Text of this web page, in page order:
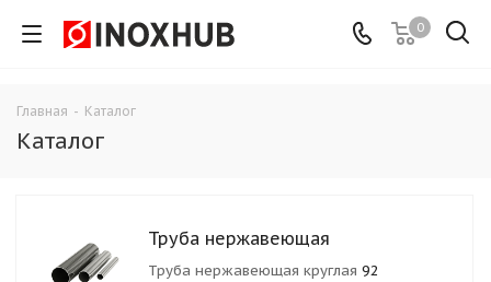
0
Главная - Каталог
Каталог
Труба нержавеющая
Труба нержавеющая круглая 92